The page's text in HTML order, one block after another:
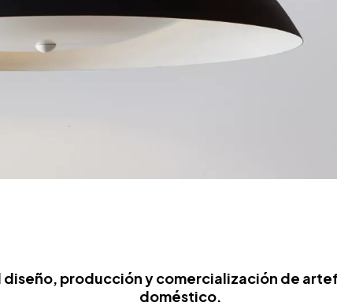
diseño, producción y comercialización de
doméstico.